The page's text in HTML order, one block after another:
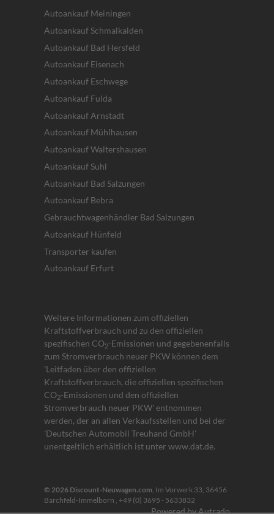
Autoankauf Meiningen
Autoankauf Schmalkalden
Autoankauf Bad Hersfeld
Autoankauf Eisenach
Autoankauf Eschwege
Autoankauf Fulda
Autoankauf Arnstadt
Autoankauf Mühlhausen
Autoankauf Waltershausen
Autoankauf Suhl
Autoankauf Bad Salzungen
Autoankauf Bebra
Gebrauchtwagenhändler Bad Salzungen
Autoankauf Hünfeld
Transporter kaufen
Autoankauf Erfurt
Weitere Informationen zum offiziellen
Kraftstoffverbrauch und zu den offiziellen
spezifischen CO2-Emissionen und gegebenenfalls
zum Stromverbrauch neuer PKW können dem
'Leitfaden über den offiziellen
Kraftstoffverbrauch, die offiziellen spezifischen
CO2-Emissionen und den offiziellen
Stromverbrauch neuer PKW' entnommen
werden, der an allen Verkaufsstellen und bei der
'Deutschen Automobil Treuhand GmbH'
unentgeltlich erhältlich ist unter www.dat.de.
© 2026 Discount-Neuwagen.com, Im Vorwerk 33, 36456
Barchfeld-Immelborn , +49 (0) 3695 - 5633832
Powered by Autrado